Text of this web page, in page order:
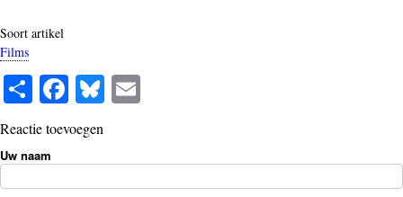
Soort artikel
Films
S
ha
re
Fa
ce
bo
ok
Bl
ue
y
Reactie toevoegen
Uw naam